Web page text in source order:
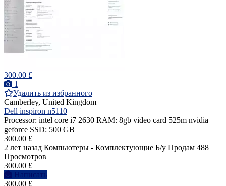
300.00 £
1
Удалить из избранного
Camberley, United Kingdom
Dell inspiron n5110
Processor: intel core i7 2630 RAM: 8gb video card 525m nvidia
geforce SSD: 500 GB
300.00 £
2 лет назад Компьютеры - Комплектующие Б/у Продам 488
Просмотров
300.00 £
Написать
300.00 £